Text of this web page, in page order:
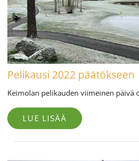
Pelikausi 2022 päätökseen
Keimolan pelikauden viimeinen päivä
LUE LISÄÄ